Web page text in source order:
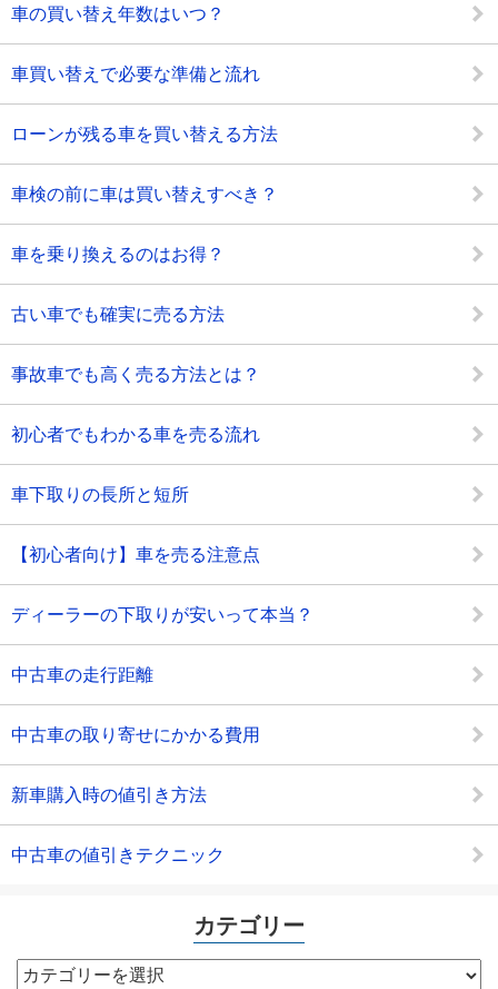
車の買い替え年数はいつ？
車買い替えで必要な準備と流れ
ローンが残る車を買い替える方法
車検の前に車は買い替えすべき？
車を乗り換えるのはお得？
古い車でも確実に売る方法
事故車でも高く売る方法とは？
初心者でもわかる車を売る流れ
車下取りの長所と短所
【初心者向け】車を売る注意点
ディーラーの下取りが安いって本当？
中古車の走行距離
中古車の取り寄せにかかる費用
新車購入時の値引き方法
中古車の値引きテクニック
カテゴリー
カ